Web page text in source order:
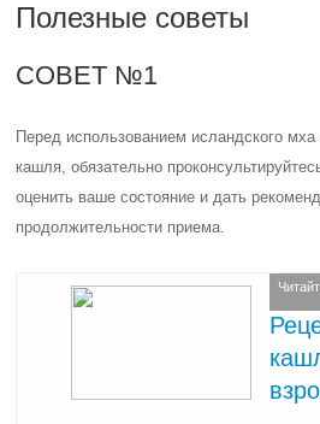
Полезные советы
СОВЕТ №1
Перед использованием исландского мха
кашля, обязательно
оценить ваше состояние и дать
продолжительности приема.